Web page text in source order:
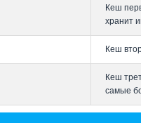
Кеш
хранит
Кеш
Кеш
самые